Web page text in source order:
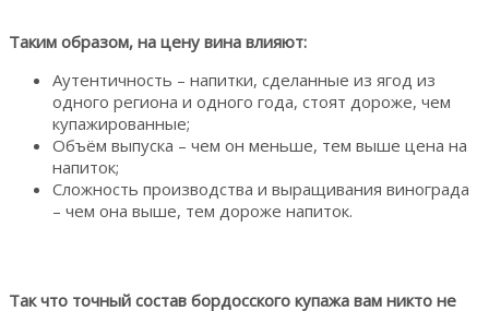
Таким образом, на цену вина влияют:
Аутентичность – напитки, сделанные из ягод из
одного региона и одного года, стоят дороже, чем
купажированные;
Объём выпуска – чем он меньше, тем выше цена на
напиток;
Сложность производства и выращивания винограда
– чем она выше, тем дороже напиток.
Так что точный состав бордосского купажа вам никто не